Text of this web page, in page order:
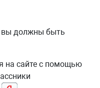
вы должны быть
на сайте с помощью